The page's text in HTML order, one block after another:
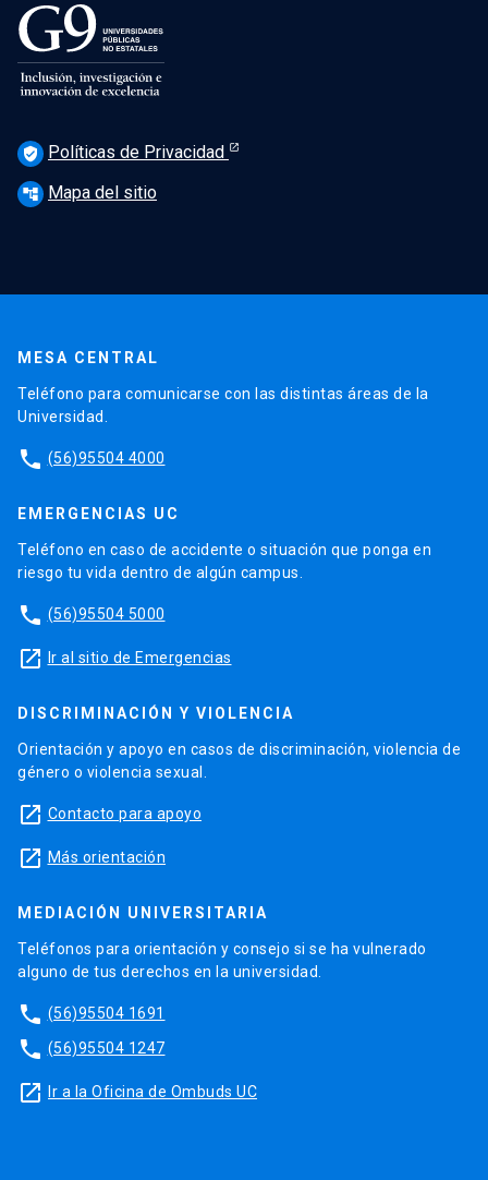
verified_user Políticas de Privacidad
account_tree Mapa del sitio
MESA CENTRAL
Teléfono para comunicarse con las distintas áreas de la
Universidad.
phone (56)95504 4000
EMERGENCIAS UC
Teléfono en caso de accidente o situación que ponga en
riesgo tu vida dentro de algún campus.
phone (56)95504 5000
launch Ir al sitio de Emergencias
DISCRIMINACIÓN Y VIOLENCIA
Orientación y apoyo en casos de discriminación, violencia de
género o violencia sexual.
launch Contacto para apoyo
launch Más orientación
MEDIACIÓN UNIVERSITARIA
Teléfonos para orientación y consejo si se ha vulnerado
alguno de tus derechos en la universidad.
phone (56)95504 1691
phone (56)95504 1247
launch Ir a la Oficina de Ombuds UC